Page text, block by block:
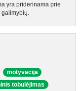
yra priderinama prie
motyvacija
tobulėjimas